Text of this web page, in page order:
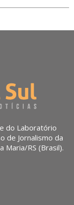
do Laboratório
de Jornalismo da
Maria/RS (Brasil).